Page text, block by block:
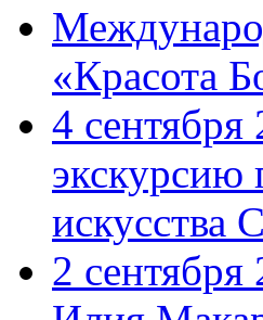
«Красота
4
экскурсию
искусства
2